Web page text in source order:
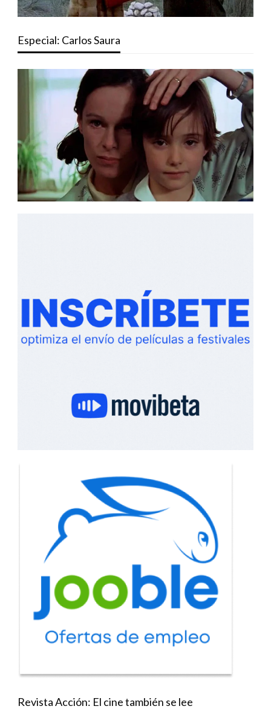
Especial: Carlos Saura
Revista Acción: El cine también se lee